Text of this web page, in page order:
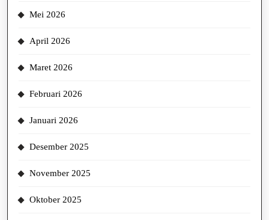
Mei 2026
April 2026
Maret 2026
Februari 2026
Januari 2026
Desember 2025
November 2025
Oktober 2025